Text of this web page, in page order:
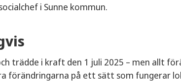
i Sunne kommun.
trädde i kraft den 1 juli 2025 – men allt
förändringarna på ett sätt som fungerar